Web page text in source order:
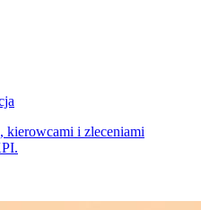
kierowcami i zleceniami